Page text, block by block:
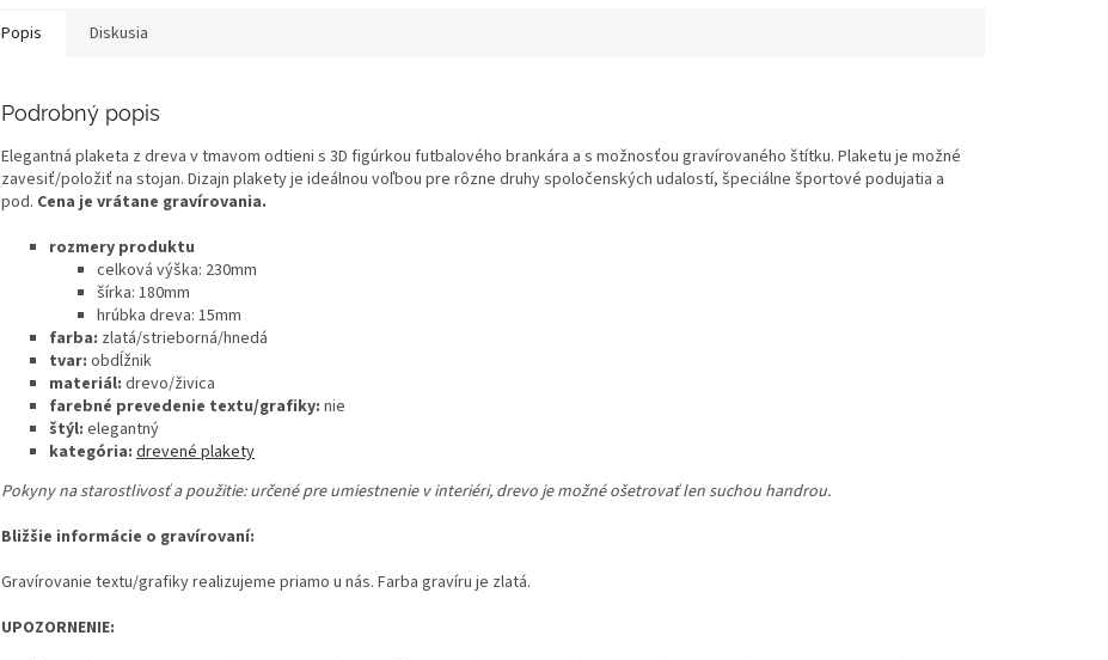
Popis Diskusia
Podrobný popis
Elegantná plaketa z dreva v tmavom odtieni s 3D figúrkou futbalového brankára a s možnosťou gravírovaného štítku. Plaketu je možné
zavesiť/položiť na stojan. Dizajn plakety je ideálnou voľbou pre rôzne druhy spoločenských udalostí, špeciálne športové podujatia a
pod. Cena je vrátane gravírovania.
rozmery produktu
celková výška: 230mm
šírka: 180mm
hrúbka dreva: 15mm
farba: zlatá/strieborná/hnedá
tvar: obdĺžnik
materiál: drevo/živica
farebné prevedenie textu/grafiky: nie
štýl: elegantný
kategória: drevené plakety
Pokyny na starostlivosť a použitie: určené pre umiestnenie v interiéri, drevo je možné ošetrovať len suchou handrou.
Bližšie informácie o gravírovaní:
Gravírovanie textu/grafiky realizujeme priamo u nás. Farba gravíru je zlatá.
UPOZORNENIE: